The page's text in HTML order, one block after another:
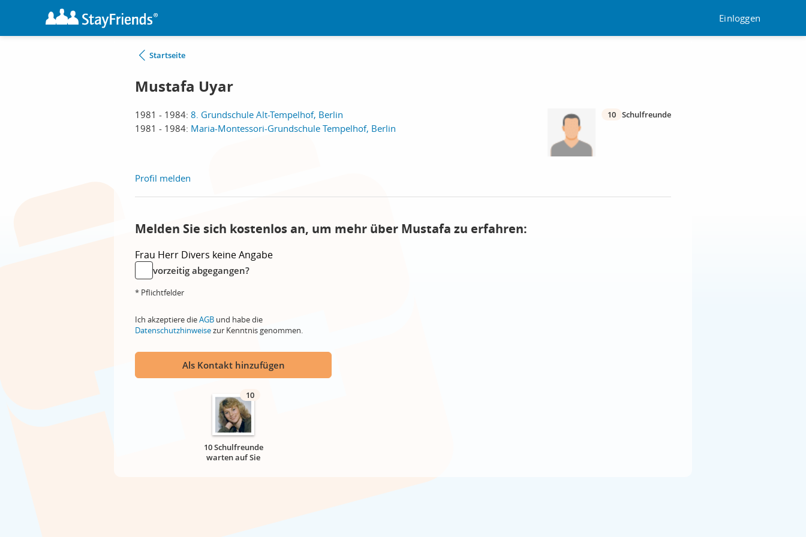
Einloggen
Startseite
Mustafa Uyar
1981 - 1984: 8. Grundschule Alt-Tempelhof, Berlin
1981 - 1984: Maria-Montessori-Grundschule Tempelhof, Berlin
10 Schulfreunde
Profil melden
Melden Sie sich kostenlos an, um mehr über Mustafa zu erfahren:
Frau Herr Divers keine Angabe
vorzeitig abgegangen?
* Pflichtfelder
Ich akzeptiere dieAGB und habe die
Datenschutzhinweisezur Kenntnis genommen.
Als Kontakt hinzufügen
10
10 Schulfreunde
warten auf Sie